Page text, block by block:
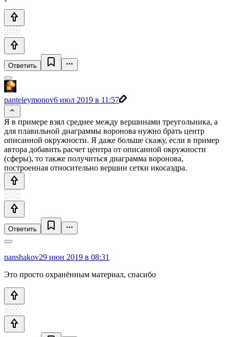
Ответить
panteleymonov6 июл 2019 в 11:57
Я в примере взял среднее между вершинами треугольника, а
для плавильной диаграммы воронова нужно брать центр
описанной окружности. Я даже больше скажу, если в пример
автора добавить расчет центра от описанной окружности
(сферы), то также получиться диаграмма воронова,
построенная относительно вершин сетки икосаэдра.
Ответить
nanshakov29 июн 2019 в 08:31
Это просто охранённым материал, спасибо